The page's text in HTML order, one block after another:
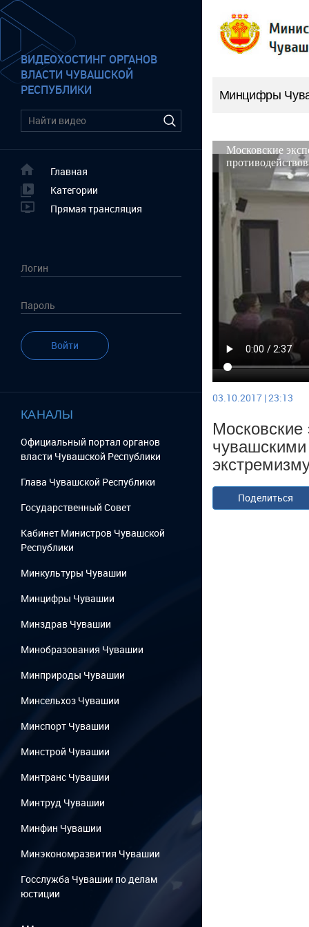
ВИДЕОХОСТИНГ ОРГАНОВ
ВЛАСТИ ЧУВАШСКОЙ
РЕСПУБЛИКИ
Главная
Категории
Прямая трансляция
Войти
КАНАЛЫ
Официальный портал органов
власти Чувашской Республики
Глава Чувашской Республики
Государственный Cовет
Кабинет Министров Чувашской
Республики
Минкультуры Чувашии
Минцифры Чувашии
Минздрав Чувашии
Минобразования Чувашии
Минприроды Чувашии
Минсельхоз Чувашии
Минспорт Чувашии
Минстрой Чувашии
Минтранс Чувашии
Минтруд Чувашии
Минфин Чувашии
Минэкономразвития Чувашии
Госслужба Чувашии по делам
юстиции
...
Минцифры
03.10.2017 | 23:13
Поделиться